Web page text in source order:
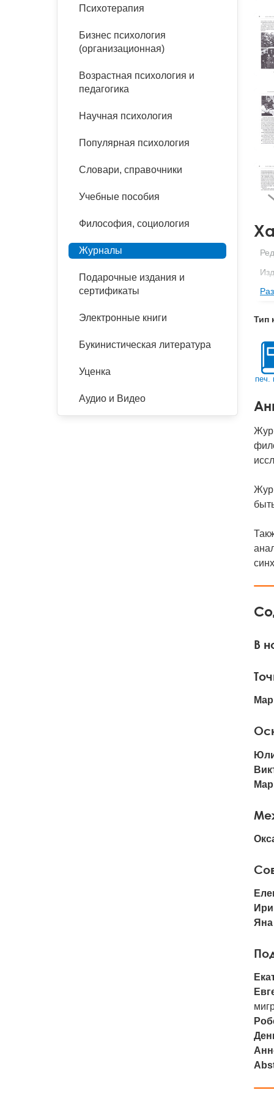
панические атаки
Психодрама
Сказкотерапия
психотерапии
Классический, эриксоновский
эргономика
Социальная психология
Психология развития
организационная психология
психоанализ
Год
Тип
печ.
В
Яна
Психотерапия
Бизнес психология
(организационная)
Возрастная психология и
педагогика
Научная психология
Популярная психология
Словари, справочники
Учебные пособия
Философия, социология
Журналы
Подарочные издания и
сертификаты
Электронные книги
Букинистическая литература
Уценка
Аудио и Видео